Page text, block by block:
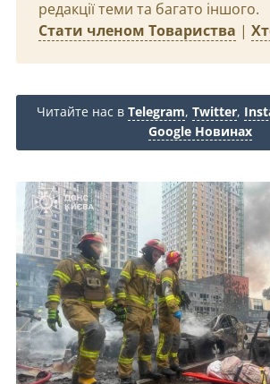
редакції теми та багато іншого.
Стати членом Товариства |
Читайте нас в Telegram, Twitter,
Google Новинах